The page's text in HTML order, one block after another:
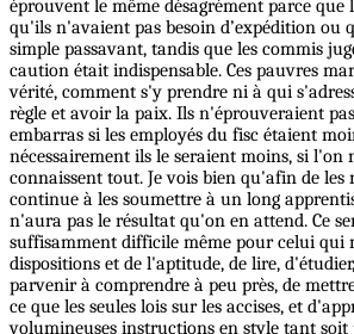
éprouvent le même désagrément parce que
qu'ils n'avaient pas besoin d’expédition
simple passavant, tandis que les commis
caution était indispensable. Ces pauvres
vérité, comment s'y prendre ni à qui
règle et avoir la paix. Ils n'éprouveraient
embarras si les employés du fisc étaient
nécessairement ils le seraient moins, si l'on
connaissent tout. Je vois bien qu'afin de les
continue à les soumettre à un long
n'aura pas le résultat qu'on en attend. Ce
suffisamment difficile même pour celui qui
dispositions et de l'aptitude, de lire,
parvenir à comprendre à peu près, de
ce que les seules lois sur les accises, et
volumineuses instructions en style tant soit